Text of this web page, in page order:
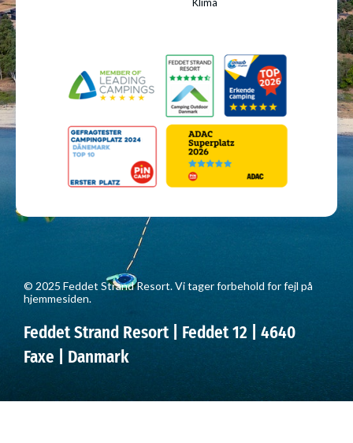
© 2025 Feddet Strand Resort. Vi tager forbehold for fejl på
hjemmesiden.
Feddet Strand Resort | Feddet 12 | 4640
Faxe | Danmark